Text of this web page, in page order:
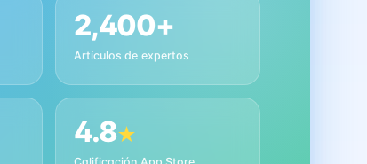
2,400+
Artículos de expertos
4.8★